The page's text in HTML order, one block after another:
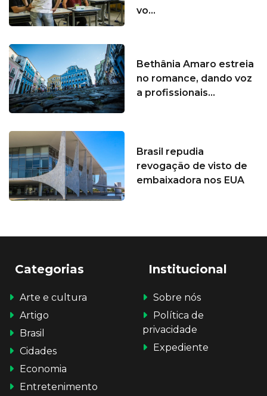
vo...
Bethânia Amaro estreia
no romance, dando voz
a profissionais...
Brasil repudia
revogação de visto de
embaixadora nos EUA
Categorias
Arte e cultura
Artigo
Brasil
Cidades
Economia
Entretenimento
Institucional
Sobre nós
Política de
privacidade
Expediente